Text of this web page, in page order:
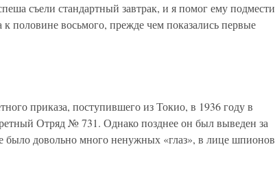
съели стандартный завтрак, и я помог ему подмести
половине восьмого, прежде чем показались первые
приказа, поступившего из Токио, в 1936 году в
Отряд № 731. Однако позднее он был выведен за
было довольно много ненужных «глаз», в лице шпионов